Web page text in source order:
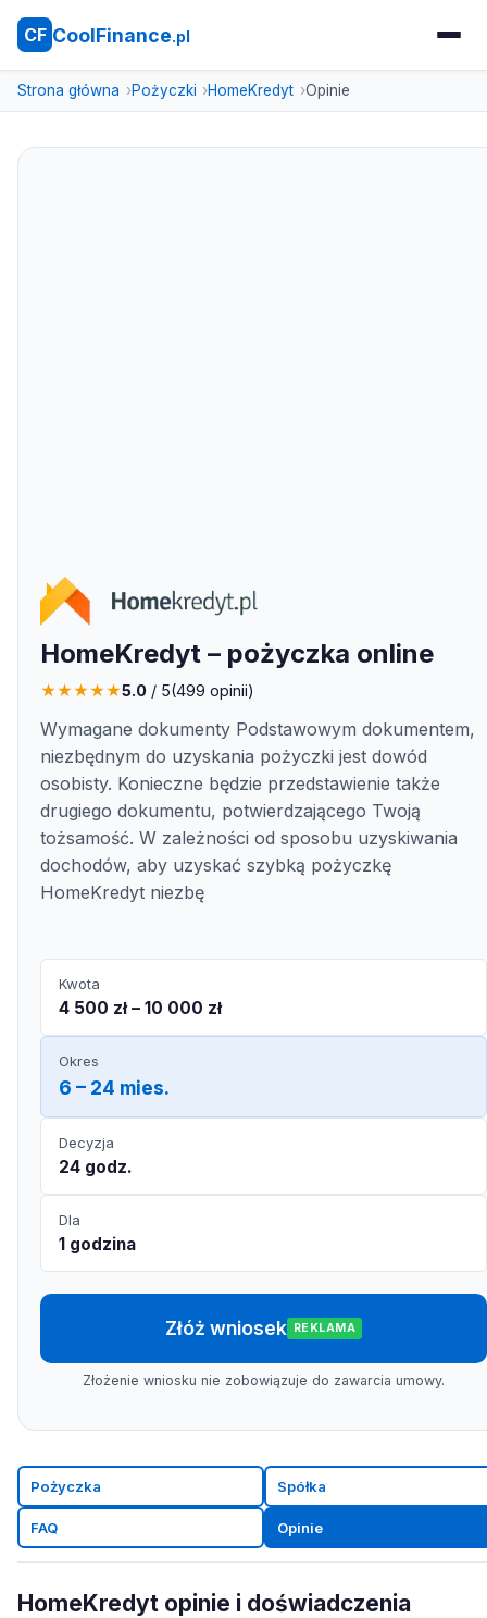
CF CoolFinance.pl
Strona główna Pożyczki HomeKredyt Opinie
HomeKredyt – pożyczka online
★★★★★5.0 / 5(499 opinii)
Wymagane dokumenty Podstawowym dokumentem,
niezbędnym do uzyskania pożyczki jest dowód
osobisty. Konieczne będzie przedstawienie także
drugiego dokumentu, potwierdzającego Twoją
tożsamość. W zależności od sposobu uzyskiwania
dochodów, aby uzyskać szybką pożyczkę
HomeKredyt niezbę
Kwota
4 500 zł – 10 000 zł
Okres
6 – 24 mies.
Decyzja
24 godz.
Dla
1 godzina
Złóż wniosek REKLAMA
Złożenie wniosku nie zobowiązuje do zawarcia umowy.
Pożyczka Spółka
FAQ Opinie
HomeKredyt opinie i doświadczenia